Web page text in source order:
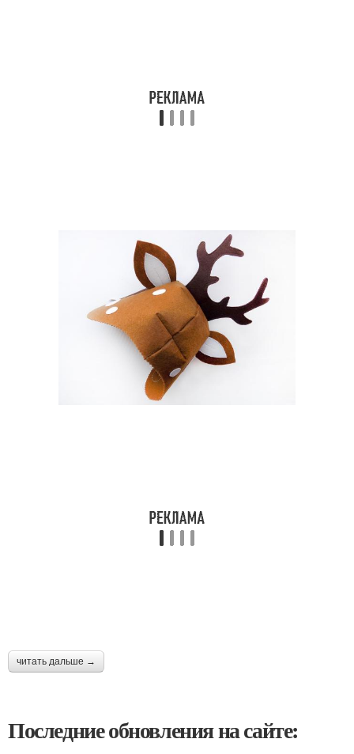
читать дальше →
Последние обновления на сайте: